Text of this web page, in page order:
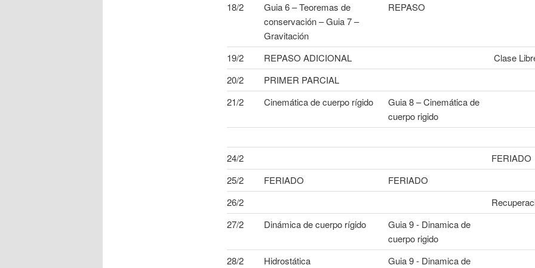
18/2
Guia 6 – Teoremas de
conservación – Guia 7 –
Gravitación
REPASO
19/2 REPASO ADICIONAL
Clase
20/2
PRIMER PARCIAL
21/2
Cinemática de cuerpo rígido
Guia 8 – Cinemática de
cuerpo rigido
24/2
FERIADO
25/2
FERIADO
FERIADO
26/2
27/2
Dinámica de cuerpo rígido
Guia 9 - Dinamica de
cuerpo rigido
28/2
Hidrostática
Guia 9 - Dinamica de